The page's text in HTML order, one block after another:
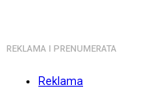
REKLAMA I PRENUMERATA
Reklama